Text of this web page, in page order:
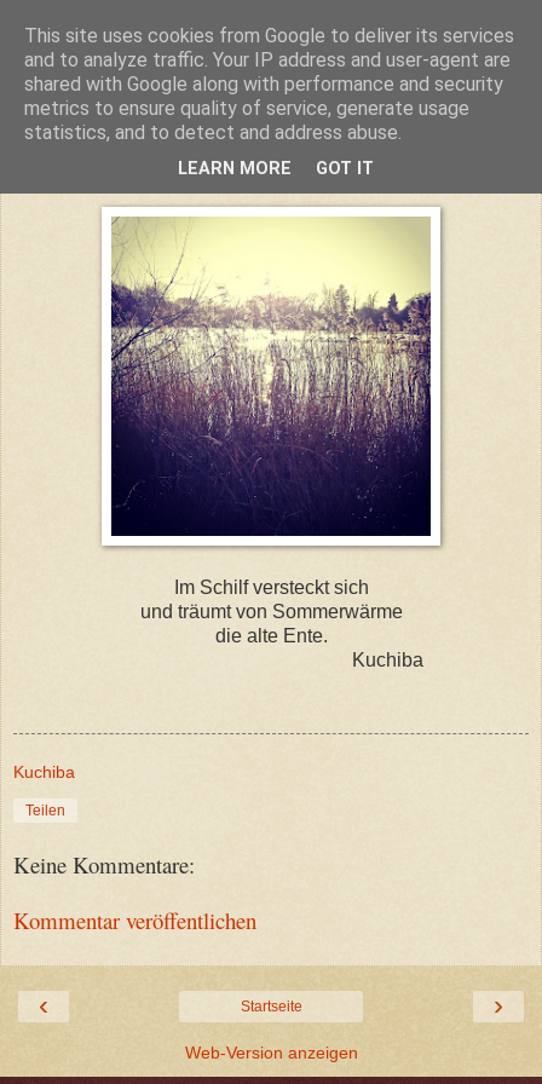
Kuchiba
Im Schilf versteckt sich
und träumt von Sommerwärme
die alte Ente.
Kuchiba
Kuchiba
Teilen
Keine Kommentare:
Kommentar veröffentlichen
‹ ›
Startseite
Web-Version anzeigen
This site uses cookies from Google to deliver its services
and to analyze traffic. Your IP address and user-agent are
shared with Google along with performance and security
metrics to ensure quality of service, generate usage
statistics, and to detect and address abuse.
LEARN MORE GOT IT